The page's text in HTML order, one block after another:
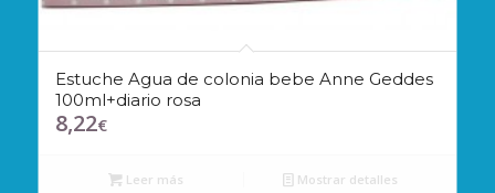
Estuche Agua de colonia bebe Anne Geddes
100ml+diario rosa
8,22€
Leer más Mostrar detalles